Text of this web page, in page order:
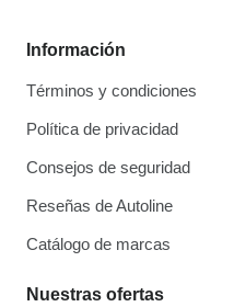
Información
Términos y condiciones
Política de privacidad
Consejos de seguridad
Reseñas de Autoline
Catálogo de marcas
Nuestras ofertas